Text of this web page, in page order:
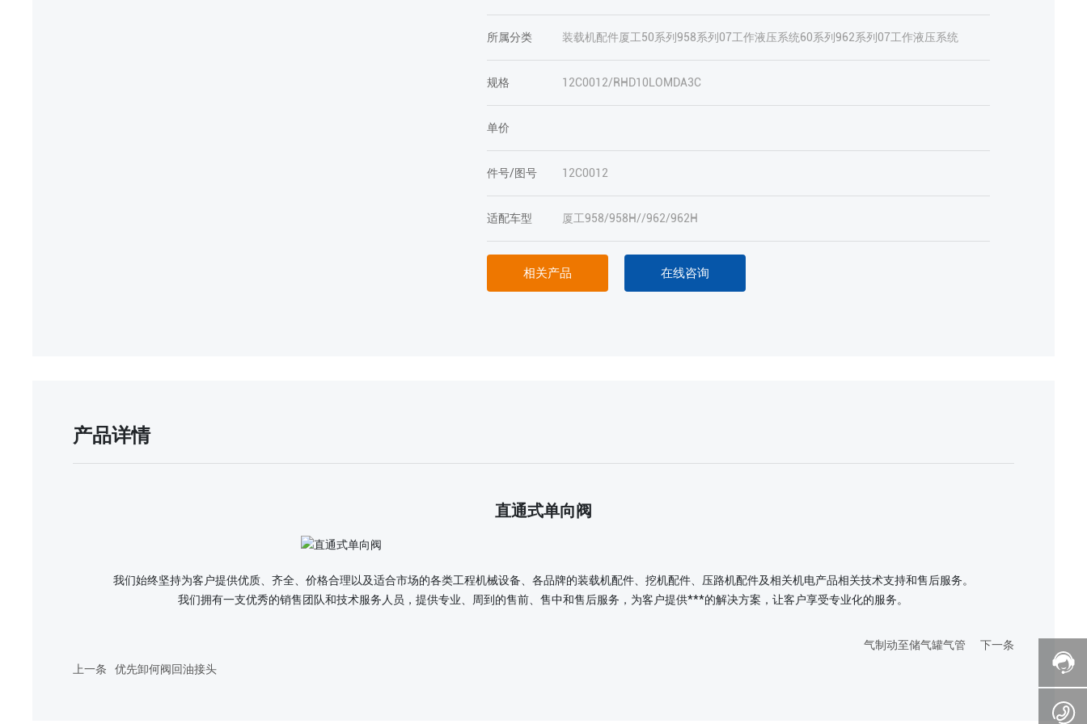
所属分类 装载机配件厦工50系列 958系列 07工作液压系统60系列 962系列 07工作液压系统
规格 12C0012/RHD10LOMDA3C
单价
件号/图号 12C0012
适配车型 厦工958/958H//962/962H
相关产品 在线咨询
产品详情
直通式单向阀
我们始终坚持为客户提供优质、齐全、价格合理以及适合市场的各类工程机械设备、各品牌的装载机配件、挖机配件、压路机配件及相关机电产品相关技术支持和售后服务。
我们拥有一支优秀的销售团队和技术服务人员，提供专业、周到的售前、售中和售后服务，为客户提供***的解决方案，让客户享受专业化的服务。
上一条 优先卸何阀回油接头
气制动至储气罐气管 下一条